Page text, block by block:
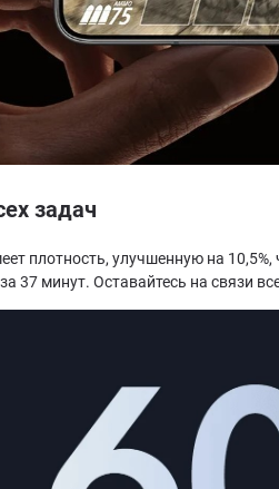
задач
плотность, улучшенную на
37 минут. Оставайтесь на связи